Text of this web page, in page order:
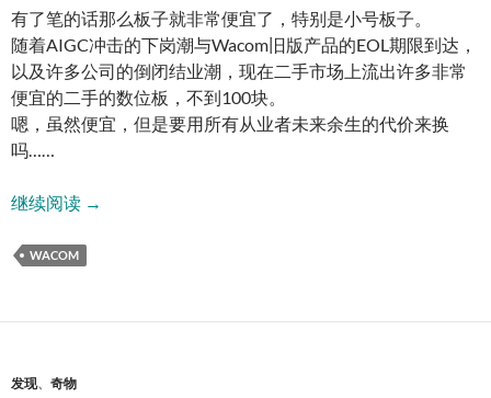
有了笔的话那么板子就非常便宜了，特别是小号板子。
随着AIGC冲击的下岗潮与Wacom旧版产品的EOL期限到达，
以及许多公司的倒闭结业潮，现在二手市场上流出许多非常
便宜的二手的数位板，不到100块。
嗯，虽然便宜，但是要用所有从业者未来余生的代价来换
吗……
继续阅读破天荒的影拓5/Pro杂谈
→
WACOM
发现、 奇物